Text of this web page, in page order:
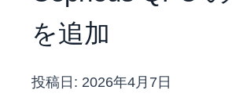
を追加
投稿日: 2026年4月7日